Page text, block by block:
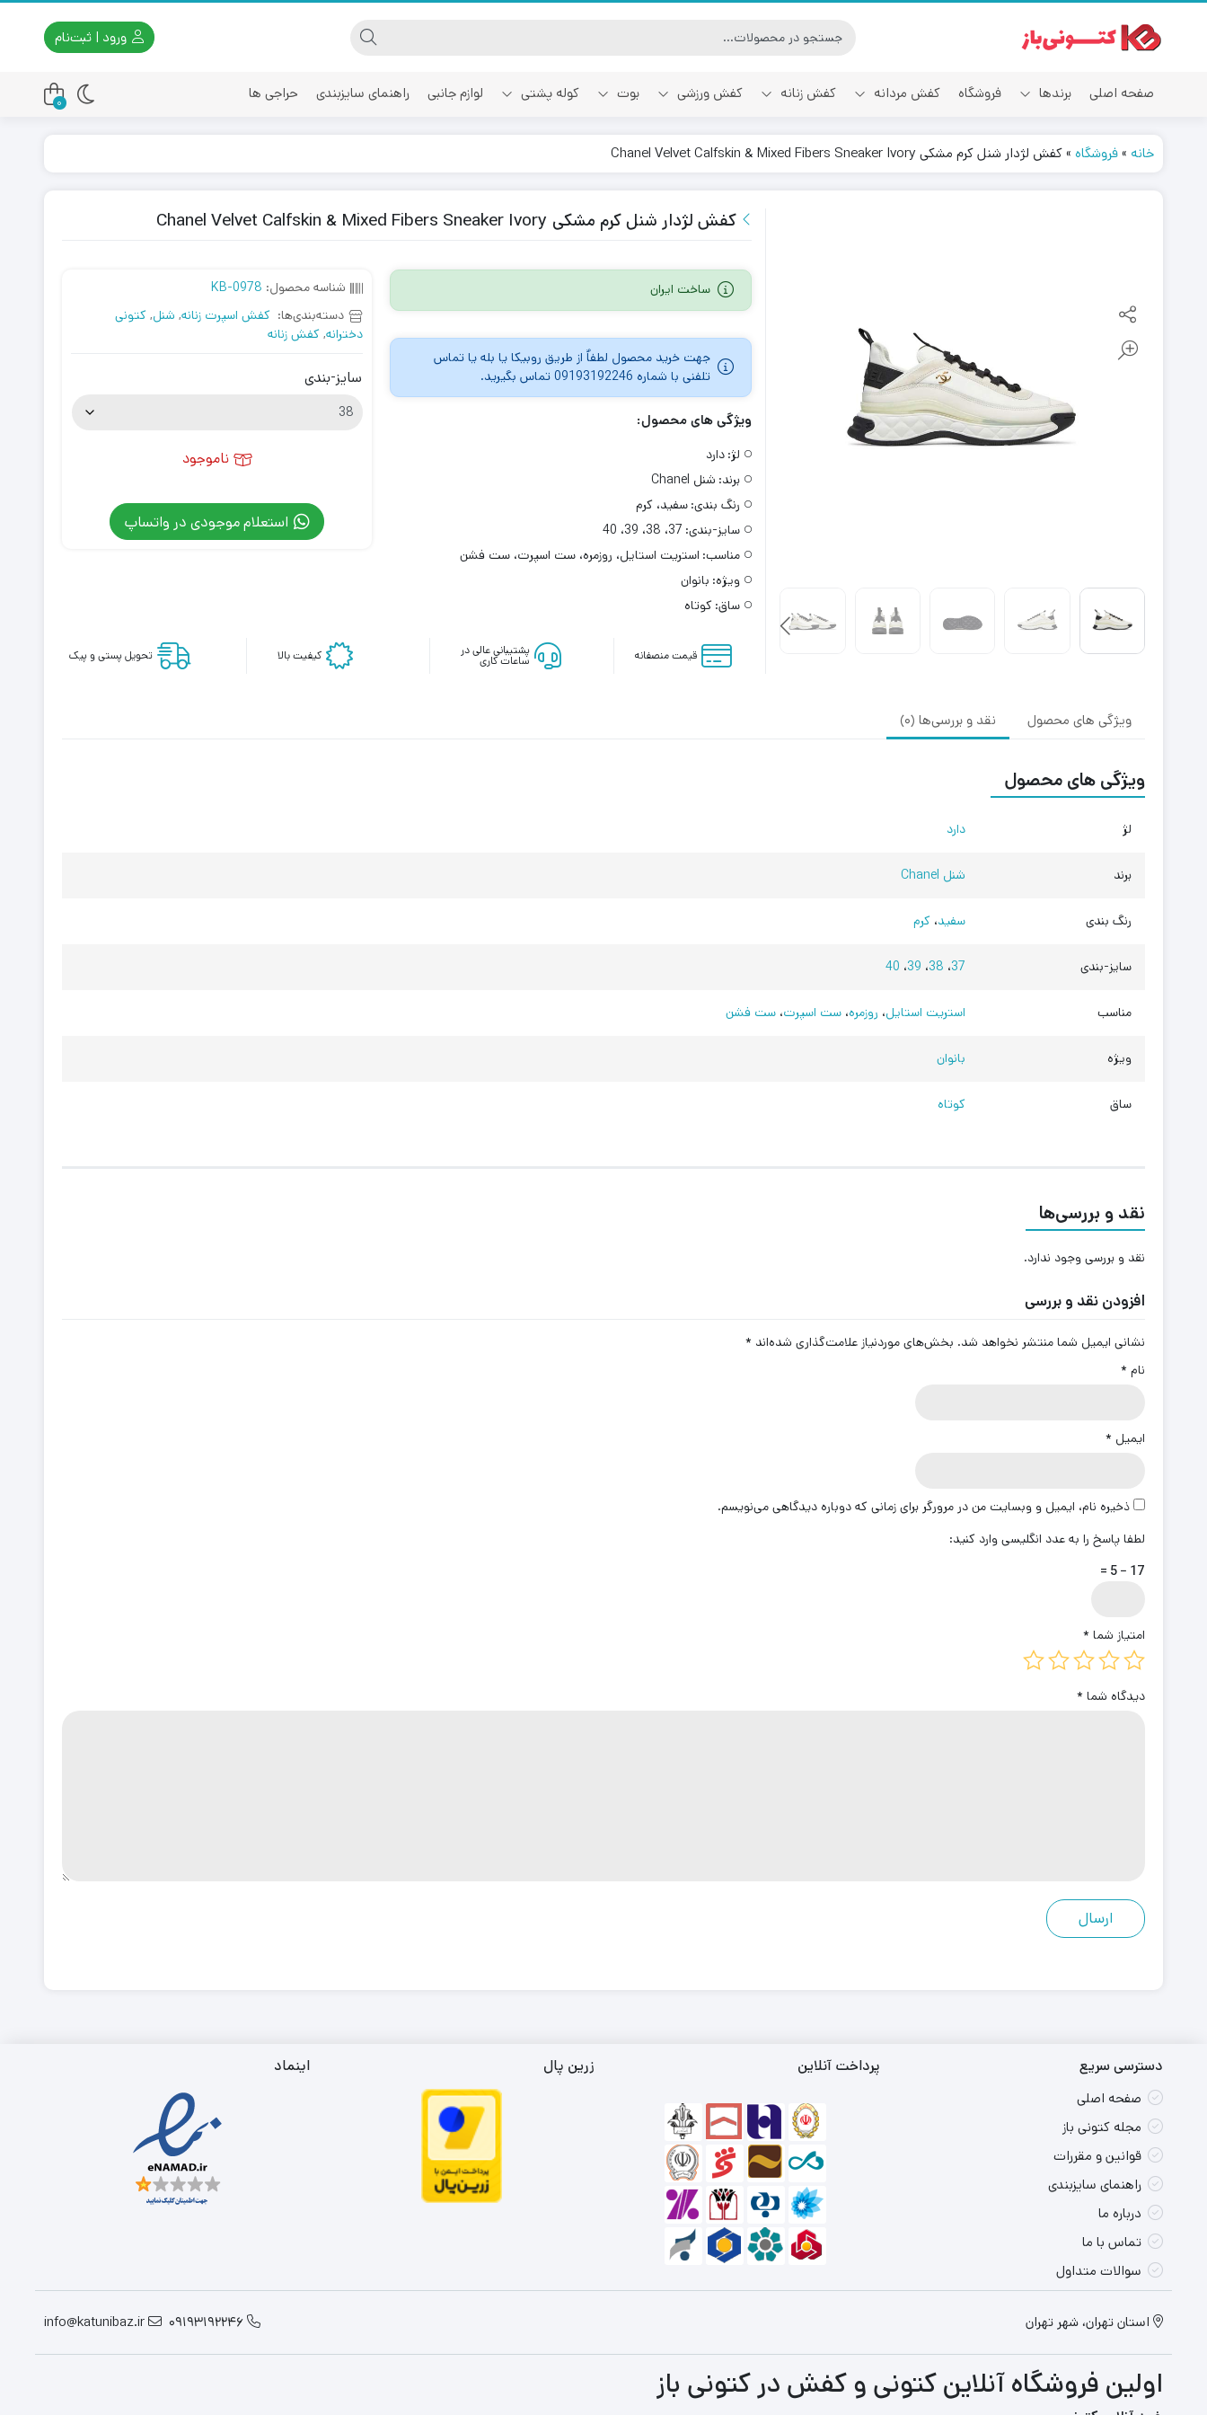
ورود | ثبت‌نام
صفحه اصلی برندها
آدیداس آفوایت
فروشگاه کفش مردانه کفش زنانه کفش ورزشی بوت کوله پشتی لوازم جانبی راهنمای سایزبندی حراجی ها
0
خانه »فروشگاه»کفش لژدار شنل کرم مشکی Chanel Velvet Calfskin & Mixed Fibers Sneaker Ivory
کفش لژدار شنل کرم مشکی Chanel Velvet Calfskin & Mixed Fibers Sneaker Ivory
ساخت ایران
جهت خرید محصول لطفاٌ از طریق روبیکا یا بله یا تماس
تلفنی با شماره 09193192246 تماس بگیرید.
ویژگی های محصول:
لژ: دارد
برند: شنل Chanel
رنگ بندی: سفید، کرم
سایز-بندی: 37، 38، 39، 40
مناسب: استریت استایل، روزمره، ست اسپرت، ست فشن
ویژه: بانوان
ساق: کوتاه
شناسه محصول: KB-0978
دسته‌بندی‌ها: کفش اسپرت زنانه, شنل, کتونی
دخترانه, کفش زنانه
سایز-بندی
ناموجود
استعلام موجودی در واتساپ
قیمت منصفانه پشتیبانی عالی در
ساعات کاری کیفیت بالا تحویل پستی و پیک
ویژگی های محصول نقد و بررسی‌ها (0)
ویژگی های محصول
لژ دارد
برند شنل Chanel
رنگ بندی سفید، کرم
سایز-بندی 37، 38، 39، 40
مناسب استریت استایل، روزمره، ست اسپرت، ست فشن
ویژه بانوان
ساق کوتاه
نقد و بررسی‌ها
نقد و بررسی وجود ندارد.
افزودن نقد و بررسی
نشانی ایمیل شما منتشر نخواهد شد. بخش‌های موردنیاز علامت‌گذاری شده‌اند *
نام *
ایمیل *
ذخیره نام، ایمیل و وبسایت من در مرورگر برای زمانی که دوباره دیدگاهی می‌نویسم.
لطفا پاسخ را به عدد انگلیسی وارد کنید:
17 − 5 =
امتیاز شما *
دیدگاه شما *
دسترسی سریع
صفحه اصلی
مجله کتونی باز
قوانین و مقررات
راهنمای سایزبندی
درباره ما
تماس با ما
سوالات متداول
پرداخت آنلاین زرین پال اینماد
استان تهران، شهر تهران 09193192246
info@katunibaz.ir
اولین فروشگاه آنلاین کتونی و کفش در کتونی باز